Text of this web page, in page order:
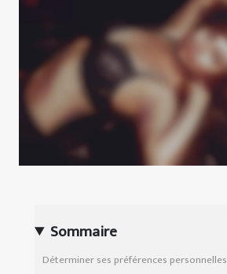
Sommaire
Déterminer ses préférences personnelles